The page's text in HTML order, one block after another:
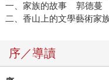
一、家族的故事 郭德蔓
二、香山上的文學藝術
序／導讀